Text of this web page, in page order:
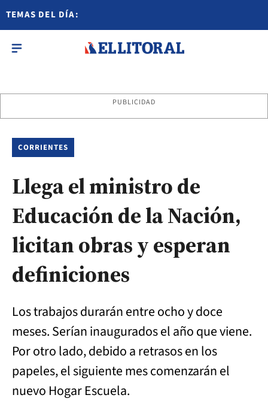
TEMAS DEL DÍA:
PUBLICIDAD
CORRIENTES
Llega el ministro de
Educación de la Nación,
licitan obras y esperan
definiciones
Los trabajos durarán entre ocho y doce
meses. Serían inaugurados el año que viene.
Por otro lado, debido a retrasos en los
papeles, el siguiente mes comenzarán el
nuevo Hogar Escuela.